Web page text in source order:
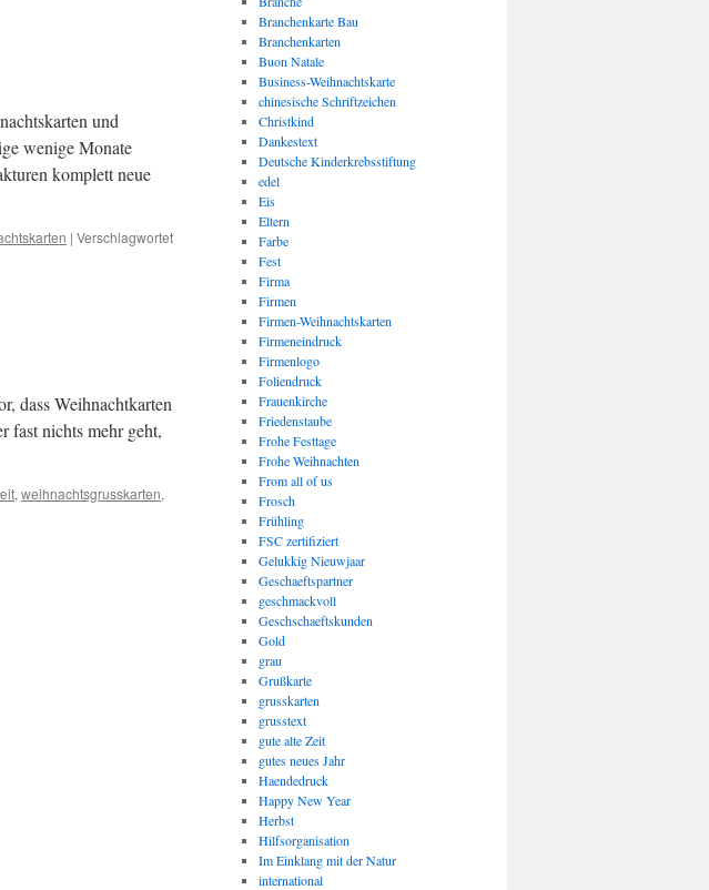
und
wenige Monate
komplett neue
| Verschlagwortet
dass Weihnachtkarten
fast nichts mehr geht,
, weihnachtsgrusskarten,
Branchenkarte Bau
Branchenkarten
Buon Natale
Business-Weihnachtskarte
chinesische Schriftzeichen
Christkind
Dankestext
Deutsche Kinderkrebsstiftung
edel
Eis
Eltern
Farbe
Fest
Firma
Firmen
Firmen-Weihnachtskarten
Firmeneindruck
Firmenlogo
Foliendruck
Frauenkirche
Friedenstaube
Frohe Festtage
Frohe Weihnachten
From all of us
Frosch
Frühling
FSC zertifiziert
Gelukkig Nieuwjaar
Geschaeftspartner
geschmackvoll
Geschschaeftskunden
Gold
grau
Grußkarte
grusskarten
grusstext
gute alte Zeit
gutes neues Jahr
Haendedruck
Happy New Year
Herbst
Hilfsorganisation
Im Einklang mit der Natur
international